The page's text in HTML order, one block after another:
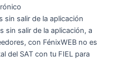
sin salir de la aplicación
sin salir de la aplicación, a
con FénixWEB no es
del SAT con tu FIEL para